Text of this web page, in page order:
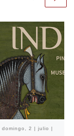
domingo, 2 | julio |